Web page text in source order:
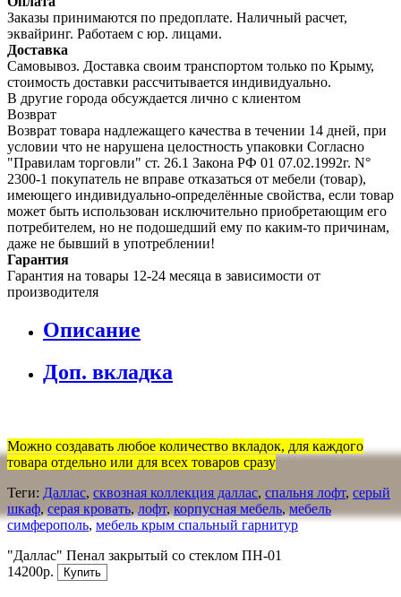
Заказы принимаются по предоплате. Наличный расчет,
эквайринг. Работаем с юр. лицами.
Доставка
Самовывоз. Доставка своим транспортом только по Крыму,
стоимость доставки рассчитывается индивидуально.
В другие города обсуждается лично с клиентом
Возврат
Возврат товара надлежащего качества в течении 14 дней, при
условии что не нарушена целостность упаковки Согласно
"Правилам торговли" ст. 26.1 Закона РФ 01 07.02.1992г. N°
2300-1 покупатель не вправе отказаться от мебели (товар),
имеющего индивидуально-определённые свойства, если товар
может быть использован исключительно приобретающим его
потребителем, но не подошедший eмy по каким-то причинам,
даже не бывший в употреблении!
Гарантия
Гарантия на товары 12-24 месяца в зависимости от
производителя
Описание
Доп. вкладка
Можно создавать любое количество вкладок, для каждого
товара отдельно или для всех товаров сразу
Теги: Даллас, сквозная коллекция даллас, спальня лофт, серый
шкаф, серая кровать, лофт, корпусная мебель, мебель
симферополь, мебель крым спальный гарнитур
"Даллас" Пенал закрытый со стеклом ПН-01
14200р.
Купить